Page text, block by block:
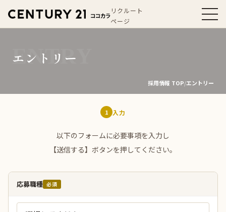
リクルート
ページ
エントリー
採用情報 TOP/エントリー
1 入力
以下のフォームに必要事項を入力し
【送信する】ボタンを押してください。
応募職種 必須